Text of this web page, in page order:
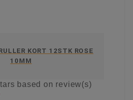
KORT 12STK ROSE
10MM
based on review(s)